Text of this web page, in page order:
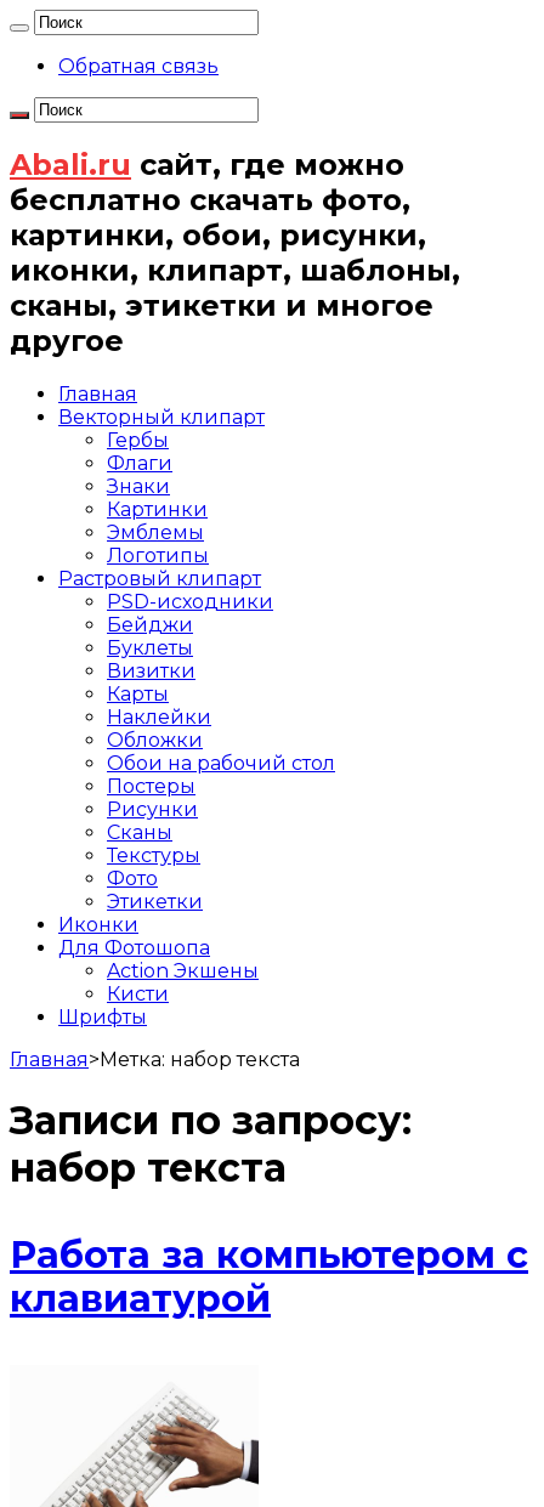
Обратная связь
Abali.ru сайт, где можно
бесплатно скачать фото,
картинки, обои, рисунки,
иконки, клипарт, шаблоны,
сканы, этикетки и многое
другое
Главная
Векторный клипарт
Гербы
Флаги
Знаки
Картинки
Эмблемы
Логотипы
Растровый клипарт
PSD-исходники
Бейджи
Буклеты
Визитки
Карты
Наклейки
Обложки
Обои на рабочий стол
Постеры
Рисунки
Сканы
Текстуры
Фото
Этикетки
Иконки
Для Фотошопа
Action Экшены
Кисти
Шрифты
Главная>Метка: набор текста
Записи по запросу:
набор текста
Работа за компьютером с
клавиатурой